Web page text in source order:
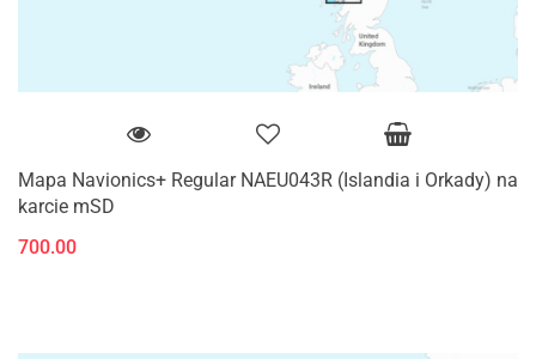
Mapa Navionics+ Regular NAEU043R (Islandia i Orkady) na
karcie mSD
700.00